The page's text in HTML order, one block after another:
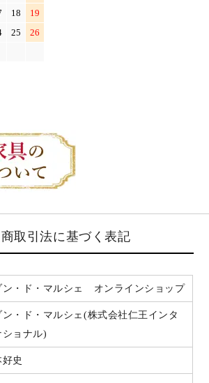
18
19
25
26
取引法に基づく表記
ン・ド・マルシェ オンラインショップ
ン・ド・マルシェ(株式会社仁王インタ
ショナル)
好史